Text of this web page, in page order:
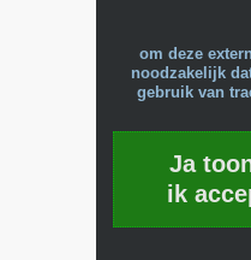
om deze
noodzakelijk
gebruik van
Ja
ik